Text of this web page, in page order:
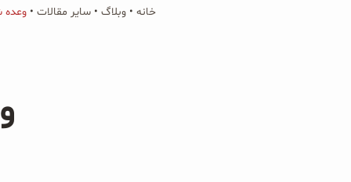
محصولات ارگانیک
خانه • وبلاگ • سایر مقالات • وعده